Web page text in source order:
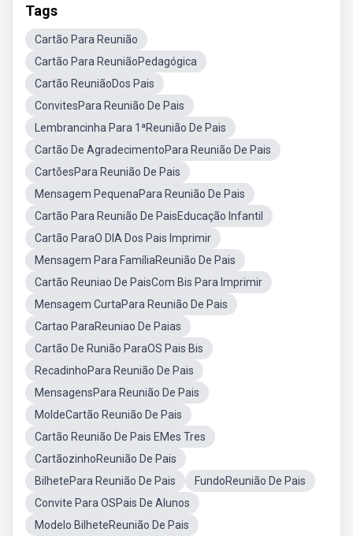
Tags
Cartão Para Reunião
Cartão Para ReuniãoPedagógica
Cartão ReuniãoDos Pais
ConvitesPara Reunião De Pais
Lembrancinha Para 1ªReunião De Pais
Cartão De AgradecimentoPara Reunião De Pais
CartõesPara Reunião De Pais
Mensagem PequenaPara Reunião De Pais
Cartão Para Reunião De PaisEducação Infantil
Cartão ParaO DIA Dos Pais Imprimir
Mensagem Para FamíliaReunião De Pais
Cartão Reuniao De PaisCom Bis Para Imprimir
Mensagem CurtaPara Reunião De Pais
Cartao ParaReuniao De Paias
Cartão De Runião ParaOS Pais Bis
RecadinhoPara Reunião De Pais
MensagensPara Reunião De Pais
MoldeCartão Reunião De Pais
Cartão Reunião De Pais EMes Tres
CartãozinhoReunião De Pais
BilhetePara Reunião De Pais
FundoReunião De Pais
Convite Para OSPais De Alunos
Modelo BilheteReunião De Pais